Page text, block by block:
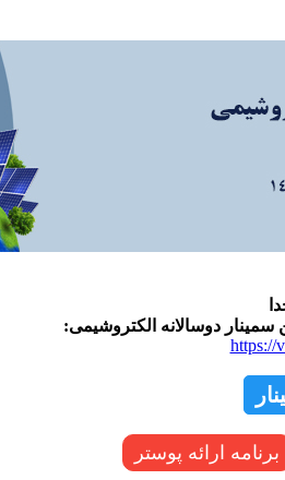
سمینار دوسالانه الکتروشیمی:
https://
برنامه ارائه پوستر